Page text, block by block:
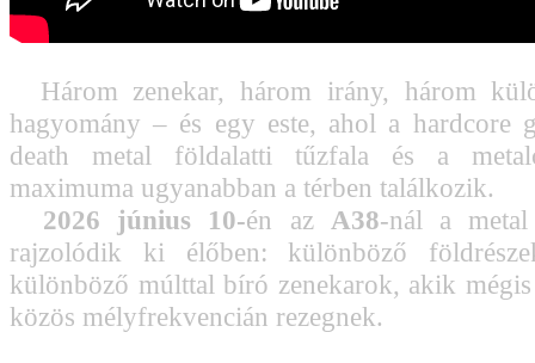
Három zenekar, három irány, három
hagyomány – és egy este, ahol a hardcore
death metal földalatti tűzfala és a
maximuma ugyanabban a térben találkozik.
2026 június 10-én az A38-nál a
rajzolódik ki élőben: különböző
különböző múlttal bíró zenekarok, akik
közös mélyfrekvencián rezegnek.